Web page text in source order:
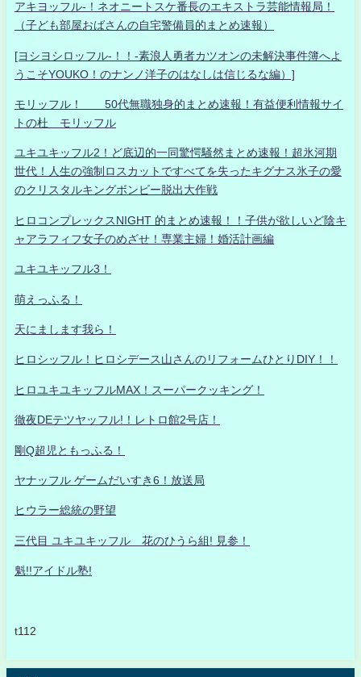
アキヨッフル-！ネオニートスケ番長のエキストラ芸能情報局！
（子ども部屋おばさんの自宅警備員的まとめ速報）
[ヨシヨシロッフル-！！-素浪人勇者カツオンの未解決事件簿へよ
うこそYOUKO！のナンノ洋子のはなしは信じるな編）]
モリッフル！ 50代無職独身的まとめ速報！有益便利情報サイ
トの杜 モリッフル
ユキユキッフル2！ど底辺的一同驚愕騒然まとめ速報！超氷河期
世代！人生の強制ロスカットですべてを失ったキグナス氷子の愛
のクリスタルキングボンビー脱出大作戦
ヒロコンプレックスNIGHT 的まとめ速報！！子供が欲しいど陰キ
ャアラフィフ女子のめざせ！専業主婦！婚活計画編
ユキユキッフル3！
萌えっふる！
天にまします我ら！
ヒロシッフル！ヒロシデース山さんのリフォームひとりDIY！！
ヒロユキユキッフルMAX！スーパークッキング！
徹夜DEテツヤッフル!！レトロ館2号店！
剛Q超児ともっふる！
ヤナッフル ゲームだいすき6！放送局
ヒウラー総統の野望
三代目 ユキユキッフル 花のひうら組! 見参！
魁!!アイドル塾!
t112